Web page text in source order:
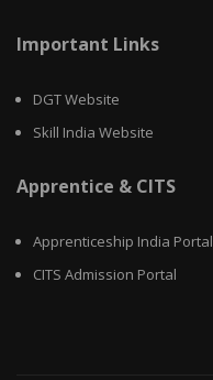
Important Links
DGT Website
Skill India Website
Apprentice & CITS
Apprenticeship India Portal
CITS Admission Portal